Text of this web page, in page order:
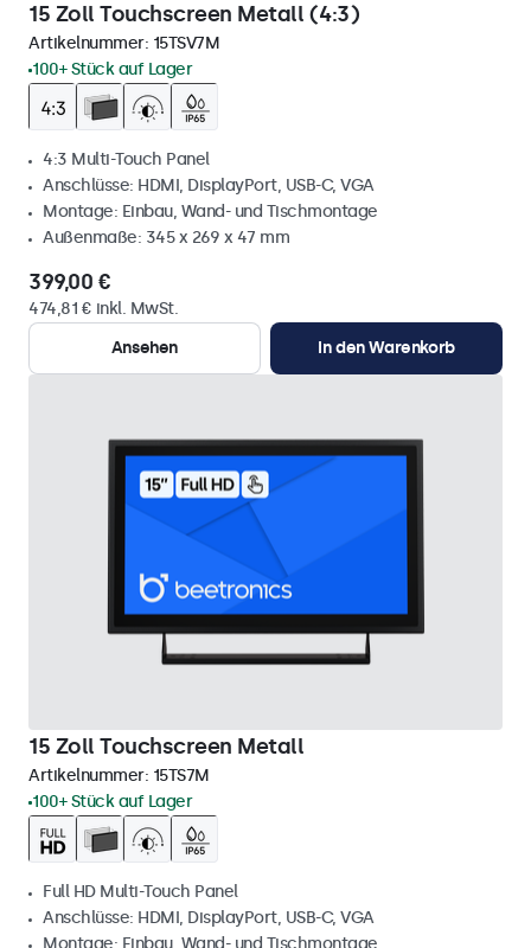
15 Zoll Touchscreen Metall (4:3)
Artikelnummer: 15TSV7M
100+ Stück auf Lager
4:3 Multi-Touch Panel
Anschlüsse: HDMI, DisplayPort, USB-C, VGA
Montage: Einbau, Wand- und Tischmontage
Außenmaße: 345 x 269 x 47 mm
399,00 €
474,81 € inkl. MwSt.
Ansehen
In den Warenkorb
15 Zoll Touchscreen Metall
Artikelnummer: 15TS7M
100+ Stück auf Lager
Full HD Multi-Touch Panel
Anschlüsse: HDMI, DisplayPort, USB-C, VGA
Montage: Einbau, Wand- und Tischmontage